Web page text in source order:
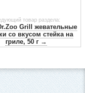
товар раздела:
Grill жевательные
со вкусом стейка на
гриле, 50 г →